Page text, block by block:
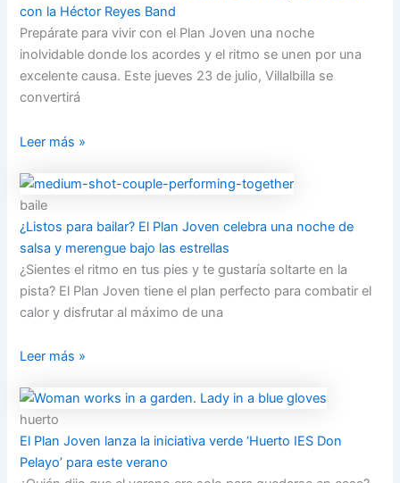
con la Héctor Reyes Band
Prepárate para vivir con el Plan Joven una noche
inolvidable donde los acordes y el ritmo se unen por una
excelente causa. Este jueves 23 de julio, Villalbilla se
convertirá
Leer más »
baile
¿Listos para bailar? El Plan Joven celebra una noche de
salsa y merengue bajo las estrellas
¿Sientes el ritmo en tus pies y te gustaría soltarte en la
pista? El Plan Joven tiene el plan perfecto para combatir el
calor y disfrutar al máximo de una
Leer más »
huerto
El Plan Joven lanza la iniciativa verde ‘Huerto IES Don
Pelayo’ para este verano